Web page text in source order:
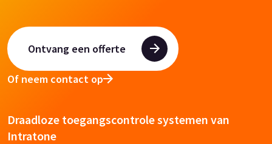
Ontvang een offerte
Of neem contact op
Draadloze toegangscontrole systemen van
Intratone